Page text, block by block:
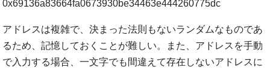
0x69136a83664fa0673930be34463e444260775dc
アドレスは複雑で、決まった法則もないランダムなものであ
るため、記憶しておくことが難しい。また、アドレスを手動
で入力する場合、一文字でも間違えて存在しないアドレスに